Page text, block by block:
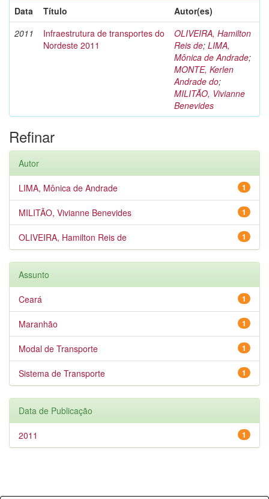
Data
Título
Autor(es)
2011
Infraestrutura de transportes do
Nordeste 2011
OLIVEIRA, Hamilton
Reis de; LIMA,
Mônica de Andrade;
MONTE, Kerlen
Andrade do;
MILITÃO, Vivianne
Benevides
Refinar
Autor
1
LIMA, Mônica de Andrade
1
MILITÃO, Vivianne Benevides
1
OLIVEIRA, Hamilton Reis de
Assunto
1
Ceará
1
Maranhão
1
Modal de Transporte
1
Sistema de Transporte
Data de Publicação
1
2011